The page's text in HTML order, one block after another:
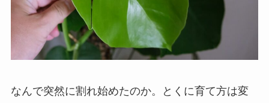
なんで突然に割れ始めたのか。とくに育て方は変